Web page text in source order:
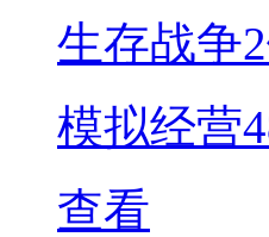
生存战争
模拟经营
查看